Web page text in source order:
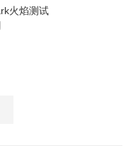
火焰测试